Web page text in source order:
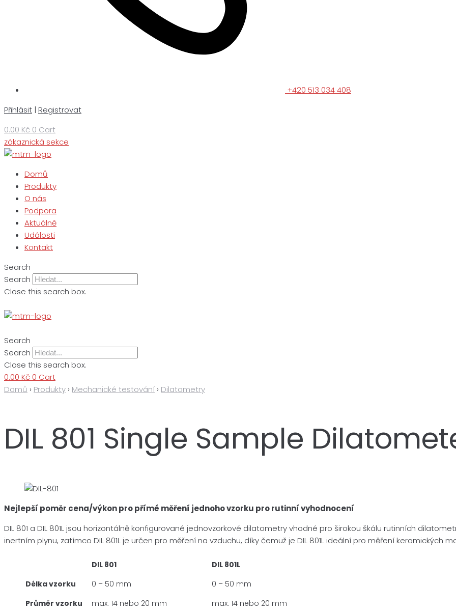
+420 513 034 408
Přihlásit | Registrovat
0.00 Kč 0 Cart
zákaznická sekce
Domů
Produkty
O nás
Podpora
Aktuálně
Události
Kontakt
Search
Search
Close this search box.
Search
Search
Close this search box.
0.00 Kč0 Cart
Domů › Produkty › Mechanické testování › Dilatometry
DIL 801 Single Sample
Nejlepší poměr cena/výkon pro přímé měření jednoho vzorku pro rutinní vyhodnocení
DIL 801 a DIL 801L jsou horizontálně konfigurované jednovzorkové dilatometry vhodné pro širokou škálu rutinních
inertním plynu, zatímco DIL 801L je určen pro měření na vzduchu, díky čemuž je DIL 801L ideální pro měření keramických
DIL 801
DIL 801L
Délka vzorku
0 – 50 mm
0 – 50 mm
Průměr vzorku
max. 14 nebo 20 mm
max. 14 nebo 20 mm